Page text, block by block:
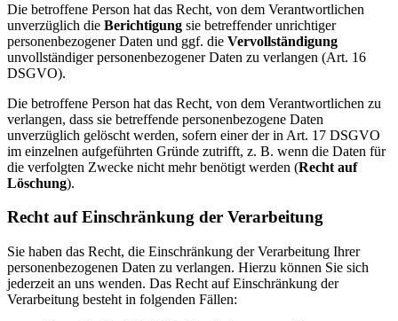
Die betroffene Person hat das Recht, von dem Verantwortlichen
unverzüglich die Berichtigung sie betreffender unrichtiger
personenbezogener Daten und ggf. die Vervollständigung
unvollständiger personenbezogener Daten zu verlangen (Art. 16
DSGVO).
Die betroffene Person hat das Recht, von dem Verantwortlichen zu
verlangen, dass sie betreffende personenbezogene Daten
unverzüglich gelöscht werden, sofern einer der in Art. 17 DSGVO
im einzelnen aufgeführten Gründe zutrifft, z. B. wenn die Daten für
die verfolgten Zwecke nicht mehr benötigt werden (Recht auf
Löschung).
Recht auf Einschränkung der Verarbeitung
Sie haben das Recht, die Einschränkung der Verarbeitung Ihrer
personenbezogenen Daten zu verlangen. Hierzu können Sie sich
jederzeit an uns wenden. Das Recht auf Einschränkung der
Verarbeitung besteht in folgenden Fällen: